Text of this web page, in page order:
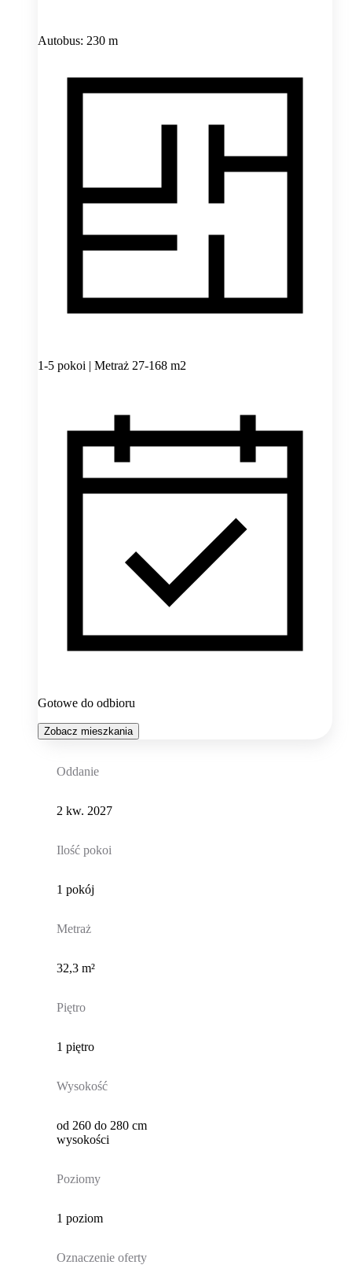
Autobus: 230 m
1-5 pokoi | Metraż 27-168 m2
Gotowe do odbioru
Zobacz mieszkania
Oddanie
2 kw. 2027
Ilość pokoi
1 pokój
Metraż
32,3 m²
Piętro
1 piętro
Wysokość
od 260 do 280 cm
wysokości
Poziomy
1 poziom
Oznaczenie oferty